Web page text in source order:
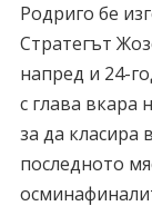
Родриго бе
Стратегът
напред и 24-
с глава вкара
за да класира
последното